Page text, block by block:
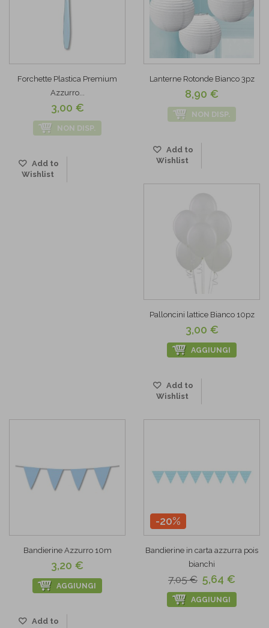
Forchette Plastica Premium
Azzurro...
3,00 €
NON DISP.
Add to
Wishlist
Lanterne Rotonde Bianco 3pz
8,90 €
NON DISP.
Add to
Wishlist
Palloncini lattice Bianco 10pz
3,00 €
AGGIUNGI
Add to
Wishlist
Bandierine Azzurro 10m
3,20 €
AGGIUNGI
Add to
-20%
Bandierine in carta azzurra pois
bianchi
7,05 € 5,64 €
AGGIUNGI